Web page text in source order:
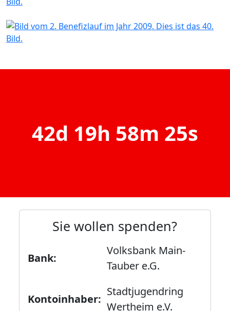
42d 19h 58m 25s
Sie wollen spenden?
Bank:
Volksbank Main-
Tauber e.G.
Kontoinhaber:
Stadtjugendring
Wertheim e.V.